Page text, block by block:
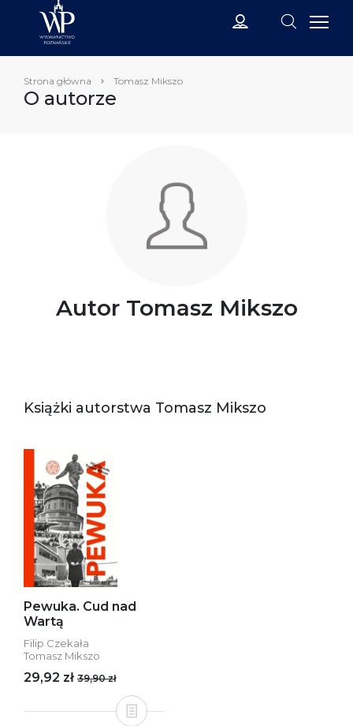
Strona główna Tomasz Mikszo
O autorze
Autor Tomasz Mikszo
Książki autorstwa Tomasz Mikszo
Pewuka. Cud nad
Wartą
Filip Czekała
Tomasz Mikszo
29,92 zł 39,90 zł